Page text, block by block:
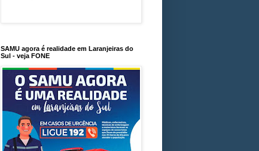
SAMU agora é realidade em Laranjeiras do
Sul - veja FONE